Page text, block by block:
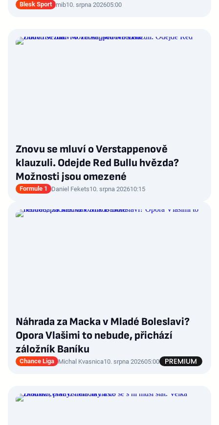
Blesk Sport mib10. srpna 202605:00
Znovu se mluví o Verstappenově
klauzuli. Odejde Red Bullu hvězda?
Možnosti jsou omezené
Formule 1 Daniel Fekets10. srpna 202610:15
Náhrada za Macka v Mladé Boleslavi?
Opora Vlašimi to nebude, přichází
záložník Baníku
Chance Liga Michal Kvasnica10. srpna 202605:00